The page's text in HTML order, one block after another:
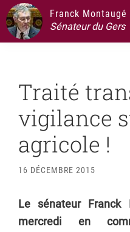
Passer
au
contenu
Passer
la
principale
Passer
au
pied
Franck Montaugé
Sénateur du Gers
Traité
vigilance
agricole !
16 DÉCEMBRE 2015
Le sénateur Franck
mercredi en